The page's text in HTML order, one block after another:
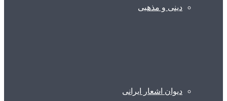
دینی و مذهبی
دیوان اشعار ایرانی